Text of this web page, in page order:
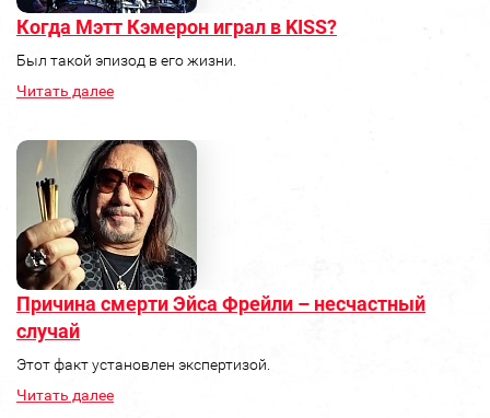
Когда Мэтт Кэмерон играл в KISS?
Был такой эпизод в его жизни.
Читать далее
Причина смерти Эйса Фрейли – несчастный
случай
Этот факт установлен экспертизой.
Читать далее